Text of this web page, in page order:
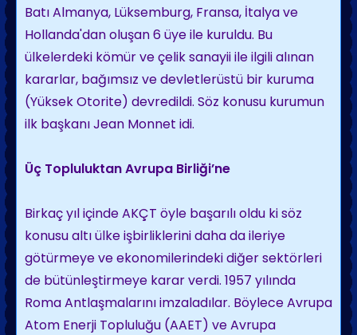
Batı Almanya, Lüksemburg, Fransa, İtalya ve
Hollanda'dan oluşan 6 üye ile kuruldu. Bu
ülkelerdeki kömür ve çelik sanayii ile ilgili alınan
kararlar, bağımsız ve devletlerüstü bir kuruma
(Yüksek Otorite) devredildi. Söz konusu kurumun
ilk başkanı Jean Monnet idi.
Üç Topluluktan Avrupa Birliği’ne
Birkaç yıl içinde AKÇT öyle başarılı oldu ki söz
konusu altı ülke işbirliklerini daha da ileriye
götürmeye ve ekonomilerindeki diğer sektörleri
de bütünleştirmeye karar verdi. 1957 yılında
Roma Antlaşmalarını imzaladılar. Böylece Avrupa
Atom Enerji Topluluğu (AAET) ve Avrupa